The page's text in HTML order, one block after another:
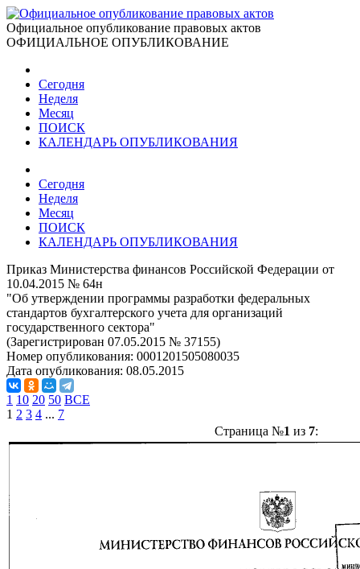
Официальное опубликование правовых актов
ОФИЦИАЛЬНОЕ ОПУБЛИКОВАНИЕ
Сегодня
Неделя
Месяц
ПОИСК
КАЛЕНДАРЬ ОПУБЛИКОВАНИЯ
Сегодня
Неделя
Месяц
ПОИСК
КАЛЕНДАРЬ ОПУБЛИКОВАНИЯ
Приказ Министерства финансов Российской Федерации от
10.04.2015 № 64н
"Об утверждении программы разработки федеральных
стандартов бухгалтерского учета для организаций
государственного сектора"
(Зарегистрирован 07.05.2015 № 37155)
Номер опубликования: 0001201505080035
Дата опубликования: 08.05.2015
1 10 20 50 ВСЕ
1 2 3 4 ... 7
Страница №1 из 7: